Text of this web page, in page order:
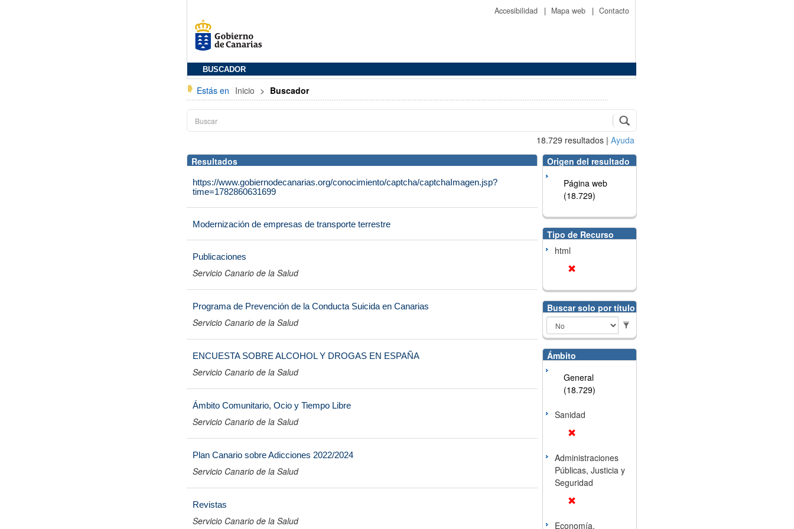
Accesibilidad | Mapa web | Contacto
BUSCADOR
Estás en Inicio > Buscador
18.729 resultados | Ayuda
Resultados
https://www.gobiernodecanarias.org/conocimiento/captcha/captchaImagen.jsp?
time=1782860631699
Modernización de empresas de transporte terrestre
Publicaciones
Servicio Canario de la Salud
Programa de Prevención de la Conducta Suicida en Canarias
Servicio Canario de la Salud
ENCUESTA SOBRE ALCOHOL Y DROGAS EN ESPAÑA
Servicio Canario de la Salud
Ámbito Comunitario, Ocio y Tiempo Libre
Servicio Canario de la Salud
Plan Canario sobre Adicciones 2022/2024
Servicio Canario de la Salud
Revistas
Servicio Canario de la Salud
Origen del resultado
Página web
(18.729)
Tipo de Recurso
html
Buscar solo por título
Ámbito
General
(18.729)
Sanidad
Administraciones
Públicas, Justicia y
Seguridad
Economía,